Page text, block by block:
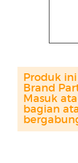
Produk
Brand
Masuk
bagian